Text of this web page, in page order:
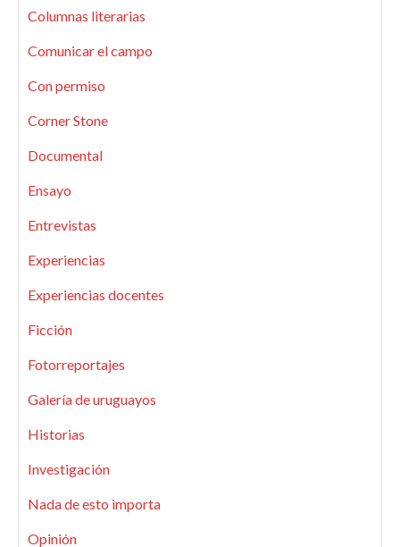
Columnas literarias
Comunicar el campo
Con permiso
Corner Stone
Documental
Ensayo
Entrevistas
Experiencias
Experiencias docentes
Ficción
Fotorreportajes
Galería de uruguayos
Historias
Investigación
Nada de esto importa
Opinión